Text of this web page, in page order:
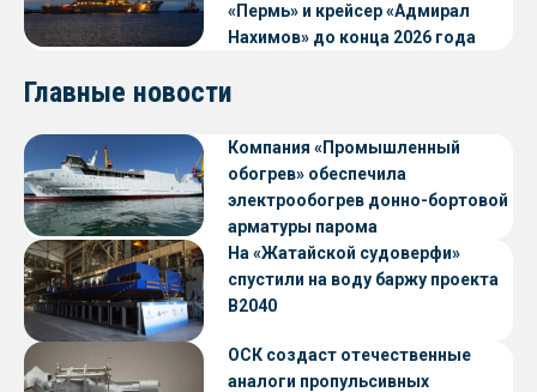
«Пермь» и крейсер «Адмирал
Нахимов» до конца 2026 года
Главные новости
Компания «Промышленный
обогрев» обеспечила
электрообогрев донно-бортовой
арматуры парома
«Петропавловск» проекта CNF22
На «Жатайской судоверфи»
спустили на воду баржу проекта
В2040
ОСК создаст отечественные
аналоги пропульсивных